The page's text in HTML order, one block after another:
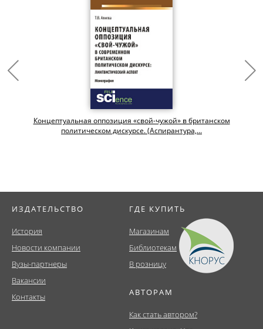
Концептуальная оппозиция «свой-чужой» в британском
политическом дискурсе. (Аспирантура,...
ИЗДАТЕЛЬСТВО
История
Новости компании
Вузы-партнеры
Вакансии
Контакты
ГДЕ КУПИТЬ
Магазинам
Библиотекам
В розницу
АВТОРАМ
Как стать автором?